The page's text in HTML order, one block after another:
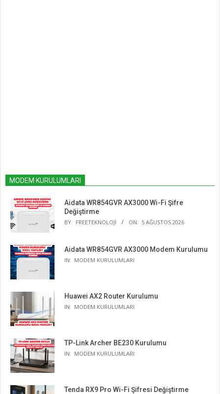
MODEM KURULUMLARI
Aidata WR854GVR AX3000 Wi-Fi Şifre
Değiştirme
BY: FREETEKNOLOJI ON: 5 AĞUSTOS 2026
Aidata WR854GVR AX3000 Modem Kurulumu
IN: MODEM KURULUMLARI
Huawei AX2 Router Kurulumu
IN: MODEM KURULUMLARI
TP-Link Archer BE230 Kurulumu
IN: MODEM KURULUMLARI
Tenda RX9 Pro Wi-Fi Şifresi Değiştirme